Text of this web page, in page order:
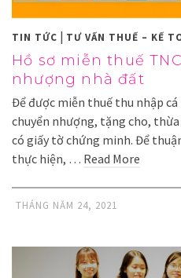
TIN TỨC TƯ VẤN THUẾ – KẾ
Hồ sơ miễn thuế
nhượng nhà đất
Để được miễn thuế thu nhập
chuyển nhượng, tặng cho,
có giấy tờ chứng minh. Để
thực hiện, … Read More
THÁNG NĂM 24, 2021